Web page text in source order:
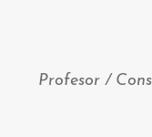
Profesor /